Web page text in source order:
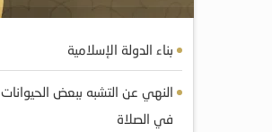
بناء الدولة الإسلامية
النهي عن التشبه ببعض الحيوانات
في الصلاة